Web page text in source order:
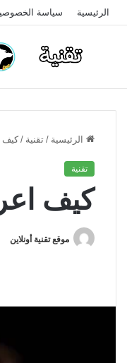
الرئيسية سياسة
الرئيسية / تقنية / كيف
تقنية
كيف
موقع تقنية أونلاين